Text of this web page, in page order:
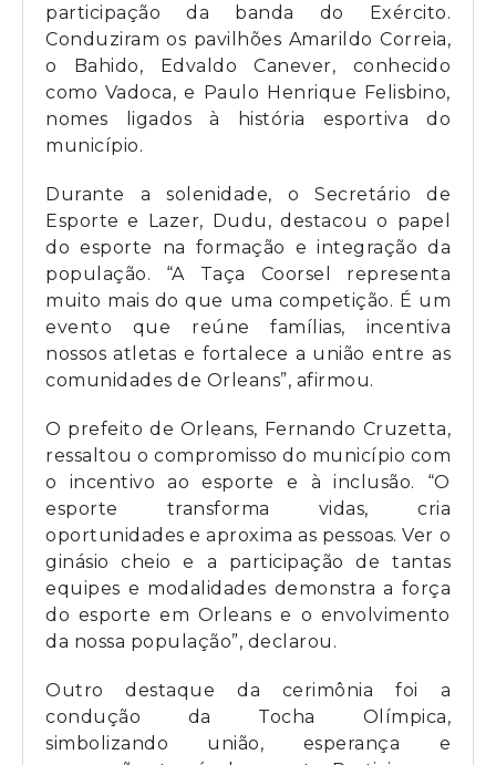
participação da banda do Exército.
Conduziram os pavilhões Amarildo Correia,
o Bahido, Edvaldo Canever, conhecido
como Vadoca, e Paulo Henrique Felisbino,
nomes ligados à história esportiva do
município.
Durante a solenidade, o Secretário de
Esporte e Lazer, Dudu, destacou o papel
do esporte na formação e integração da
população. “A Taça Coorsel representa
muito mais do que uma competição. É um
evento que reúne famílias, incentiva
nossos atletas e fortalece a união entre as
comunidades de Orleans”, afirmou.
O prefeito de Orleans, Fernando Cruzetta,
ressaltou o compromisso do município com
o incentivo ao esporte e à inclusão. “O
esporte transforma vidas, cria
oportunidades e aproxima as pessoas. Ver o
ginásio cheio e a participação de tantas
equipes e modalidades demonstra a força
do esporte em Orleans e o envolvimento
da nossa população”, declarou.
Outro destaque da cerimônia foi a
condução da Tocha Olímpica,
simbolizando união, esperança e